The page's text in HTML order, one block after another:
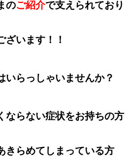
のご紹介で支えられており
ざいます！！
いらっしゃいませんか？
ならない症状をお持ちの方
きらめてしまっている方